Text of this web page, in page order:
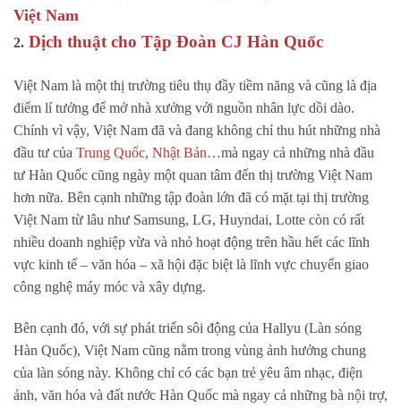
Việt Nam
2. Dịch thuật cho Tập Đoàn CJ Hàn Quốc
Việt Nam là một thị trường tiêu thụ đầy tiềm năng và cũng là địa
điểm lí tưởng để mở nhà xưởng với nguồn nhân lực dồi dào.
Chính vì vậy, Việt Nam đã và đang không chỉ thu hút những nhà
đầu tư của Trung Quốc, Nhật Bản…mà ngay cả những nhà đầu
tư Hàn Quốc cũng ngày một quan tâm đến thị trường Việt Nam
hơn nữa. Bên cạnh những tập đoàn lớn đã có mặt tại thị trường
Việt Nam từ lâu như Samsung, LG, Huyndai, Lotte còn có rất
nhiều doanh nghiệp vừa và nhỏ hoạt động trên hầu hết các lĩnh
vực kinh tế – văn hóa – xã hội đặc biệt là lĩnh vực chuyển giao
công nghệ máy móc và xây dựng.
Bên cạnh đó, với sự phát triển sôi động của Hallyu (Làn sóng
Hàn Quốc), Việt Nam cũng nằm trong vùng ảnh hưởng chung
của làn sóng này. Không chỉ có các bạn trẻ yêu âm nhạc, điện
ảnh, văn hóa và đất nước Hàn Quốc mà ngay cả những bà nội trợ,